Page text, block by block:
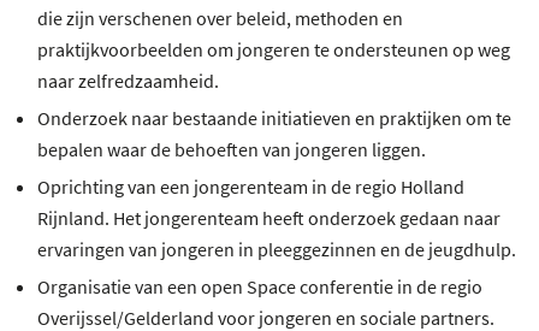
die zijn verschenen over beleid, methoden en
praktijkvoorbeelden om jongeren te ondersteunen op weg
naar zelfredzaamheid.
Onderzoek naar bestaande initiatieven en praktijken om te
bepalen waar de behoeften van jongeren liggen.
Oprichting van een jongerenteam in de regio Holland
Rijnland. Het jongerenteam heeft onderzoek gedaan naar
ervaringen van jongeren in pleeggezinnen en de jeugdhulp.
Organisatie van een open Space conferentie in de regio
Overijssel/Gelderland voor jongeren en sociale partners.